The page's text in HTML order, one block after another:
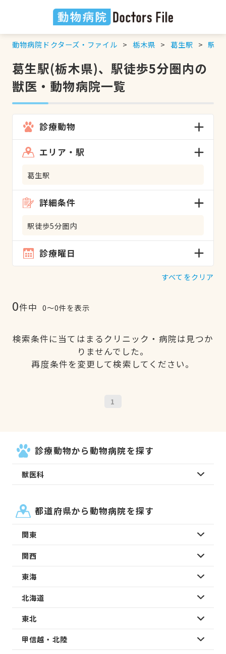
動物病院ドクターズ・ファイル 栃木県 葛生駅 駅徒
葛生駅(栃木県)、駅徒歩5分圏内の
獣医・動物病院一覧
診療動物
エリア・駅
葛生駅
詳細条件
駅徒歩5分圏内
診療曜日
すべてをクリア
0件中 0〜0件を表示
検索条件に当てはまるクリニック・病院は見つか
りませんでした。
再度条件を変更して検索してください。
1
診療動物から動物病院を探す
獣医科
都道府県から動物病院を探す
関東
関西
東海
北海道
東北
甲信越・北陸